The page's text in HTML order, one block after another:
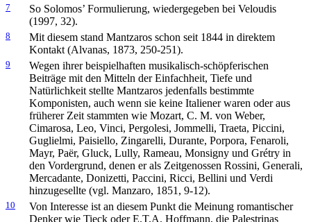
7
So Solomos’ Formulierung, wiedergegeben bei Veloudis
(1997, 32).
8
Mit diesem stand Mantzaros schon seit 1844 in direktem
Kontakt (Alvanas, 1873, 250-251).
9
Wegen ihrer beispielhaften musikalisch-schöpferischen
Beiträge mit den Mitteln der Einfachheit, Tiefe und
Natürlichkeit stellte Mantzaros jedenfalls bestimmte
Komponisten, auch wenn sie keine Italiener waren oder aus
früherer Zeit stammten wie Mozart, C. M. von Weber,
Cimarosa, Leo, Vinci, Pergolesi, Jommelli, Traeta, Piccini,
Guglielmi, Paisiello, Zingarelli, Durante, Porpora, Fenaroli,
Mayr, Paër, Gluck, Lully, Rameau, Monsigny und Grétry in
den Vordergrund, denen er als Zeitgenossen Rossini, Generali,
Mercadante, Donizetti, Paccini, Ricci, Bellini und Verdi
hinzugesellte (vgl. Manzaro, 1851, 9-12).
10
Von Interesse ist an diesem Punkt die Meinung romantischer
Denker wie Tieck oder E.T.A. Hoffmann, die Palestrinas